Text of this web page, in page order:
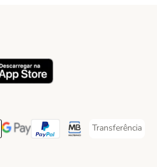
Payment Method
Payment Method
Google Pay Payment Method
PayPal Payment Method
Multibanco Payment
Transferência
Transferência